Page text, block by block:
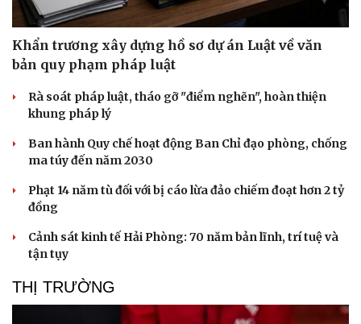
Khẩn trương xây dựng hồ sơ dự án Luật về văn
bản quy phạm pháp luật
Rà soát pháp luật, tháo gỡ "điểm nghẽn", hoàn thiện
khung pháp lý
Ban hành Quy chế hoạt động Ban Chỉ đạo phòng, chống
ma túy đến năm 2030
Phạt 14 năm tù đối với bị cáo lừa đảo chiếm đoạt hơn 2 tỷ
đồng
Cảnh sát kinh tế Hải Phòng: 70 năm bản lĩnh, trí tuệ và
tận tụy
THỊ TRƯỜNG